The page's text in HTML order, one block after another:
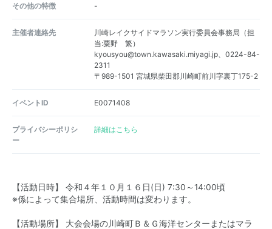
その他の特徴 -
主催者連絡先
川崎レイクサイドマラソン実行委員会事務局（担
当:粟野 繁）
kyousyou@town.kawasaki.miyagi.jp、0224-84-
2311
〒989-1501 宮城県柴田郡川崎町前川字裏丁175-2
イベントID E0071408
プライバシーポリシ
ー
詳細はこちら
【活動日時】 令和４年１０月１６日(日) 7:30～14:00頃
※係によって集合場所、活動時間は変わります。
【活動場所】 大会会場の川崎町Ｂ＆Ｇ海洋センターまたはマラ